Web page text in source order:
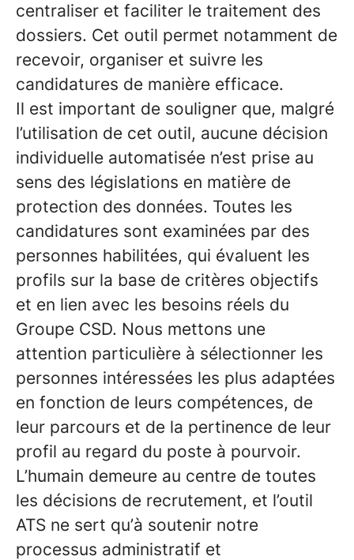
centraliser et faciliter le traitement des
dossiers. Cet outil permet notamment de
recevoir, organiser et suivre les
candidatures de manière efficace.
Il est important de souligner que, malgré
l’utilisation de cet outil, aucune décision
individuelle automatisée n’est prise au
sens des législations en matière de
protection des données. Toutes les
candidatures sont examinées par des
personnes habilitées, qui évaluent les
profils sur la base de critères objectifs
et en lien avec les besoins réels du
Groupe CSD. Nous mettons une
attention particulière à sélectionner les
personnes intéressées les plus adaptées
en fonction de leurs compétences, de
leur parcours et de la pertinence de leur
profil au regard du poste à pourvoir.
L’humain demeure au centre de toutes
les décisions de recrutement, et l’outil
ATS ne sert qu’à soutenir notre
processus administratif et